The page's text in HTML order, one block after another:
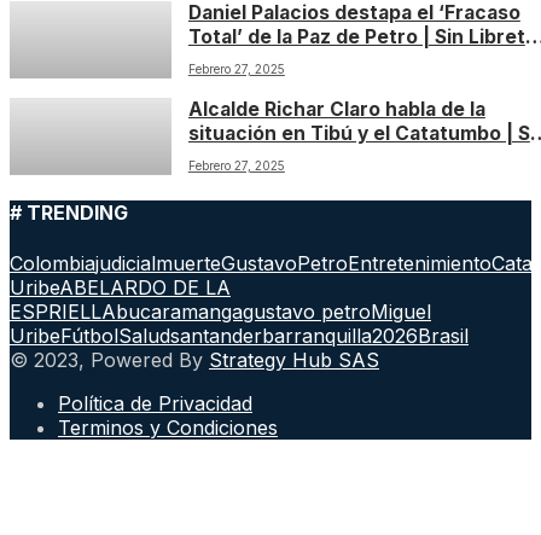
Daniel Palacios destapa el ‘Fracaso
Total’ de la Paz de Petro | Sin Libreto
Podcast | Temp: 1 Cap: 2
Febrero 27, 2025
Alcalde Richar Claro habla de la
situación en Tibú y el Catatumbo |
Libreto Podcast | Temp: 1 Cap: 1
Febrero 27, 2025
# TRENDING
ColombiajudicialmuerteGustavoPetroEntretenimiento
UribeABELARDO DE LA
ESPRIELLAbucaramangagustavo petroMiguel
UribeFútbolSaludsantanderbarranquilla2026Brasil
© 2023, Powered By Strategy Hub SAS
Política de Privacidad
Terminos y Condiciones